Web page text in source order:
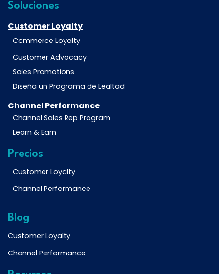
Soluciones
Customer Loyalty
Commerce Loyalty
Customer Advocacy
Sales Promotions
Diseña un Programa de Lealtad
Channel Performance
Channel Sales Rep Program
Learn & Earn
Precios
Customer Loyalty
Channel Performance
Blog
Customer Loyalty
Channel Performance